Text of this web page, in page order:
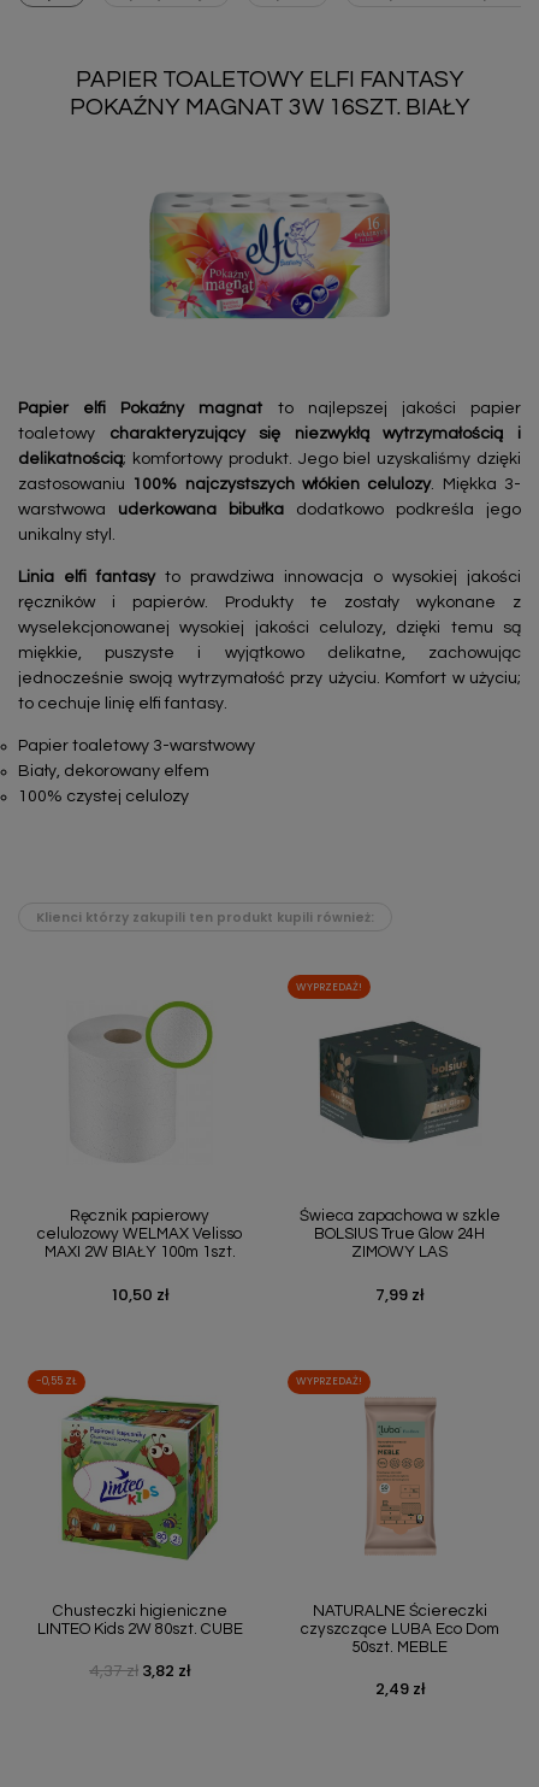
PAPIER TOALETOWY ELFI FANTASY
POKAŹNY MAGNAT 3W 16SZT. BIAŁY
Papier elfi Pokaźny magnat to najlepszej jakości papier
toaletowy charakteryzujący się niezwykłą wytrzymałością i
delikatnością; komfortowy produkt. Jego biel uzyskaliśmy dzięki
zastosowaniu
100% najczystszych włókien celulozy. Miękka 3-
warstwowa uderkowana bibułka dodatkowo podkreśla jego
unikalny styl.
Linia elfi fantasyto prawdziwa innowacja o wysokiej jakości
ręczników i papierów. Produkty te zostały wykonane z
wyselekcjonowanej wysokiej jakości celulozy, dzięki temu są
miękkie, puszyste i wyjątkowo delikatne, zachowując
jednocześnie swoją wytrzymałość przy użyciu. Komfort w użyciu;
to cechuje linię elfi fantasy.
Papier toaletowy 3-warstwowy
Biały, dekorowany elfem
100% czystej celulozy
Klienci którzy zakupili ten produkt kupili również:
Ręcznik papierowy
celulozowy WELMAX Velisso
MAXI 2W BIAŁY 100m 1szt.
Cena
10,50 zł
Świeca zapachowa w szkle
BOLSIUS True Glow 24H
ZIMOWY LAS
Cena
7,99 zł
WYPRZEDAŻ!
Chusteczki higieniczne
LINTEO Kids 2W 80szt. CUBE
Cena podstawowa
4,37 zł Cena
3,82 zł
-0,55 ZŁ
NATURALNE Ściereczki
czyszczące LUBA Eco Dom
50szt. MEBLE
Cena
2,49 zł
WYPRZEDAŻ!